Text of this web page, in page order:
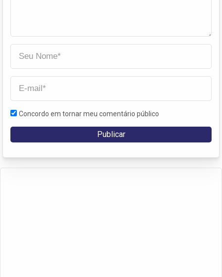
Concordo em tornar meu comentário público